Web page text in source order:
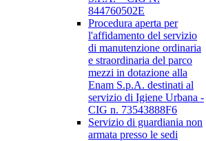
844760502E
Procedura aperta per
l'affidamento del servizio
di manutenzione ordinaria
e straordinaria del parco
mezzi in dotazione alla
Enam S.p.A. destinati al
servizio di Igiene Urbana -
CIG n. 73543888F6
Servizio di guardiania non
armata presso le sedi